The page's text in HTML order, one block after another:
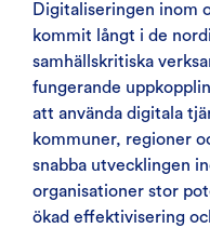
Digitaliseringen inom
kommit långt i de
samhällskritiska
fungerande
att använda digitala
kommuner, regioner
snabba utvecklingen
organisationer stor
ökad effektivisering